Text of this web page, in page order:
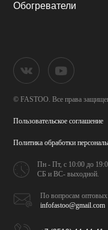
Обогреватели
© FASTOO. Все права
Пользовательское соглашение
Политика обработки
Пн - Пт, с 10:00 до
СБ и ВС- выходной.
По вопросам
infofastoo@gmail.com